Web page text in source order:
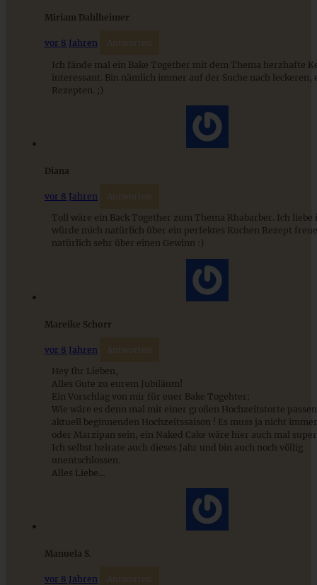
ZUM BEITRAG
Cremige Schokomousse-Torte mit Nussboden
Cremiges Lemon Posset - die einfachste Zitronencreme in
nur 10 Minuten
Miriam Dahlheimer
vor 8 Jahren Antworten
Ich fände mal ein Bake Together mit dem Thema herzhafte
interessant. Bin nämlich immer auf der Suche nach leckeren,
Rezepten. ;)
Diana
vor 8 Jahren Antworten
Toll wäre ein Back Together zum Thema Rhabarber. Ich liebe
würde mich natürlich über ein perfektes Kuchen Rezept
natürlich sehr über einen Gewinn :)
Mareike Schorr
vor 8 Jahren Antworten
Hey Ihr Lieben,
Alles Gute zu eurem Jubiläum!
Ein Vorschlag von mir für euer Bake Togehter:
Wie wäre es denn mal mit einer großen Hochzeitstorte
aktuell beginnenden Hochzeitssaison ! Es muss ja nicht
oder Marzipan sein, ein Naked Cake wäre hier auch mal
Ich selbst heirate auch dieses Jahr und bin auch noch völlig
unentschlossen.
Alles Liebe…
Manuela S.
vor 8 Jahren Antworten